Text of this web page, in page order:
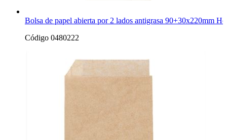
Bolsa de papel abierta por 2 lados antigrasa 90+30x220mm
Código 0480222